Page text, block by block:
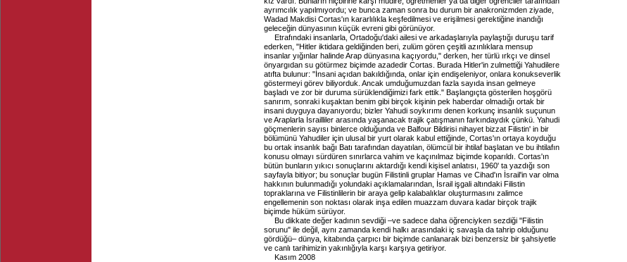
ayrımcılık yapılmıyordu; ve bunca zaman sonra bu durum bir anakronizmden ziyade,
Wadad Makdisi Cortas'ın kararlılıkla keşfedilmesi ve erişilmesi gerektiğine inandığı
geleceğin dünyasının küçük evreni gibi görünüyor.
Etrafındaki insanlarla, Ortadoğu'daki ailesi ve arkadaşlarıyla paylaştığı duruşu tarif
ederken, "Hitler iktidara geldiğinden beri, zulüm gören çeşitli azınlıklara mensup
insanlar yığınlar halinde Arap dünyasına kaçıyordu," derken, her türlü ırkçı ve dinsel
önyargıdan su götürmez biçimde azadedir Cortas. Burada Hitler'in zulmettiği Yahudilere
atıfta bulunur: "İnsani açıdan bakıldığında, onlar için endişeleniyor, onlara konukseverlik
göstermeyi görev biliyorduk. Ancak umduğumuzdan fazla sayıda insan gelmeye
başladı ve zor bir duruma sürüklendiğimizi fark ettik." Başlangıçta gösterilen hoşgörü
sanırım, sonraki kuşaktan benim gibi birçok kişinin pek haberdar olmadığı ortak bir
insani duyguya dayanıyordu; bizler Yahudi soykırımı denen korkunç insanlık suçunun
ve Araplarla İsrailliler arasında yaşanacak trajik çatışmanın farkındaydık çünkü. Yahudi
göçmenlerin sayısı binlerce olduğunda ve Balfour Bildirisi nihayet bizzat Filistin' in bir
bölümünü Yahudiler için ulusal bir yurt olarak kabul ettiğinde, Cortas'ın ortaya koyduğu
bu ortak insanlık bağı Batı tarafından dayatılan, ölümcül bir ihtilaf başlatan ve bu ihtilafın
konusu olmayı sürdüren sınırlarca vahim ve kaçınılmaz biçimde koparıldı. Cortas'ın
bütün bunların yıkıcı sonuçlarını aktardığı kendi kişisel anlatısı, 1960' ta yazdığı son
sayfayla bitiyor; bu sonuçlar bugün Filistinli gruplar Hamas ve Cihad'ın İsrail'in var olma
hakkının bulunmadığı yolundaki açıklamalarından, İsrail işgali altındaki Filistin
topraklarına ve Filistinlilerin bir araya gelip kalabalıklar oluşturmasını zalimce
engellemenin son noktası olarak inşa edilen muazzam duvara kadar birçok trajik
biçimde hüküm sürüyor.
Bu dikkate değer kadının sevdiği –ve sadece daha öğrenciyken sezdiği "Filistin
sorunu" ile değil, aynı zamanda kendi halkı arasındaki iç savaşla da tahrip olduğunu
gördüğü– dünya, kitabında çarpıcı bir biçimde canlanarak bizi benzersiz bir şahsiyetle
ve canlı tarihimizin yakınlığıyla karşı karşıya getiriyor.
Kasım 2008